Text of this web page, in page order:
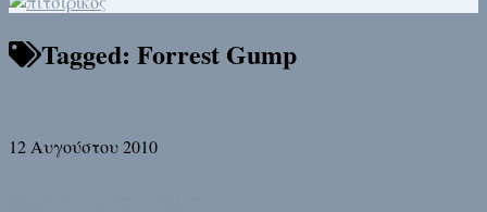
Tagged: Forrest Gump
12 Αυγούστου 2010